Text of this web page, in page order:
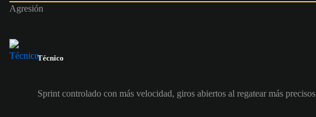
Agresión
Técnico
Sprint controlado con más velocidad, giros abiertos al regatear más precisos